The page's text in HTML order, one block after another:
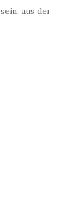
aus der